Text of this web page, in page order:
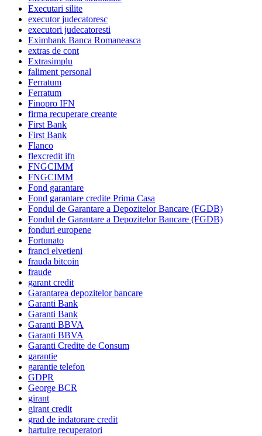
Executari silite
executor judecatoresc
executori judecatoresti
Eximbank Banca Romaneasca
extras de cont
Extrasimplu
faliment personal
Ferratum
Ferratum
Finopro IFN
firma recuperare creante
First Bank
First Bank
Flanco
flexcredit ifn
FNGCIMM
FNGCIMM
Fond garantare
Fond garantare credite Prima Casa
Fondul de Garantare a Depozitelor Bancare (FGDB)
Fondul de Garantare a Depozitelor Bancare (FGDB)
fonduri europene
Fortunato
franci elvetieni
frauda bitcoin
fraude
garant credit
Garantarea depozitelor bancare
Garanti Bank
Garanti Bank
Garanti BBVA
Garanti BBVA
Garanti Credite de Consum
garantie
garantie telefon
GDPR
George BCR
girant
girant credit
grad de indatorare credit
hartuire recuperatori